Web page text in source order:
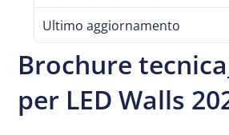
Ultimo aggiornamento
Brochure
per LED Walls